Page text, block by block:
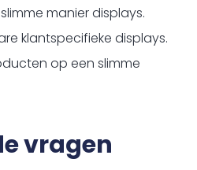
manier displays.
klantspecifieke displays.
op een slimme
vragen